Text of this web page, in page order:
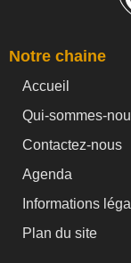
Notre chaine
Accueil
Qui-sommes-
Contactez-nous
Agenda
Informations
Plan du site